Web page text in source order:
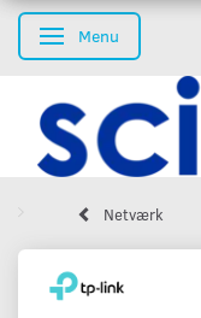
Skifte navigation
Menu
Netværk